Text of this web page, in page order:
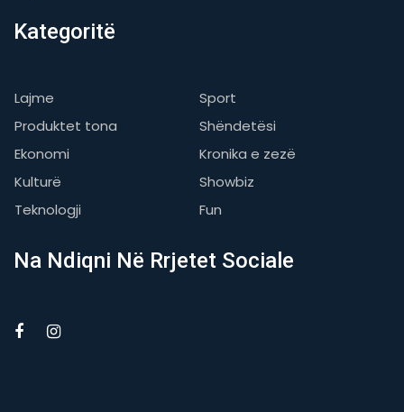
Kategoritë
Lajme
Sport
Produktet tona
Shëndetësi
Ekonomi
Kronika e zezë
Kulturë
Showbiz
Teknologji
Fun
Na Ndiqni Në Rrjetet Sociale